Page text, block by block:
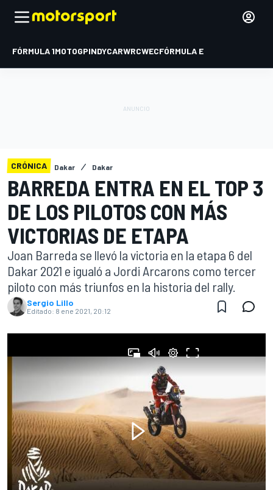
FÓRMULA 1MOTOGPINDYCARWRCWECFÓRMULA E
CRÓNICA Dakar Dakar
BARREDA ENTRA EN EL TOP 3
DE LOS PILOTOS CON MÁS
VICTORIAS DE ETAPA
Joan Barreda se llevó la victoria en la etapa 6 del
Dakar 2021 e igualó a Jordi Arcarons como tercer
piloto con más triunfos en la historia del rally.
Sergio Lillo
Editado: 8 ene 2021, 20:12